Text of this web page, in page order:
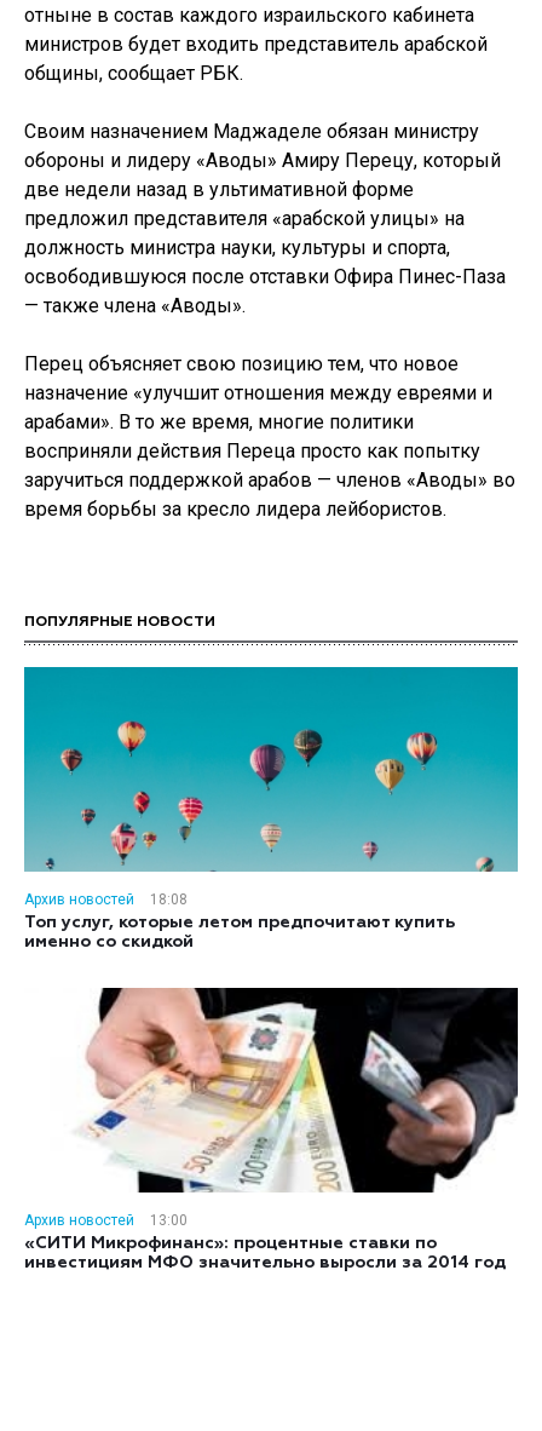
отныне в состав каждого израильского кабинета
министров будет входить представитель арабской
общины, сообщает РБК.
Своим назначением Маджаделе обязан министру
обороны и лидеру «Аводы» Амиру Перецу, который
две недели назад в ультимативной форме
предложил представителя «арабской улицы» на
должность министра науки, культуры и спорта,
освободившуюся после отставки Офира Пинес-Паза
— также члена «Аводы».
Перец объясняет свою позицию тем, что новое
назначение «улучшит отношения между евреями и
арабами». В то же время, многие политики
восприняли действия Переца просто как попытку
заручиться поддержкой арабов — членов «Аводы» во
время борьбы за кресло лидера лейбористов.
ПОПУЛЯРНЫЕ НОВОСТИ
Архив новостей
18:08
Топ услуг, которые летом предпочитают купить
именно со скидкой
Архив новостей
13:00
«СИТИ Микрофинанс»: процентные ставки по
инвестициям МФО значительно выросли за 2014 год